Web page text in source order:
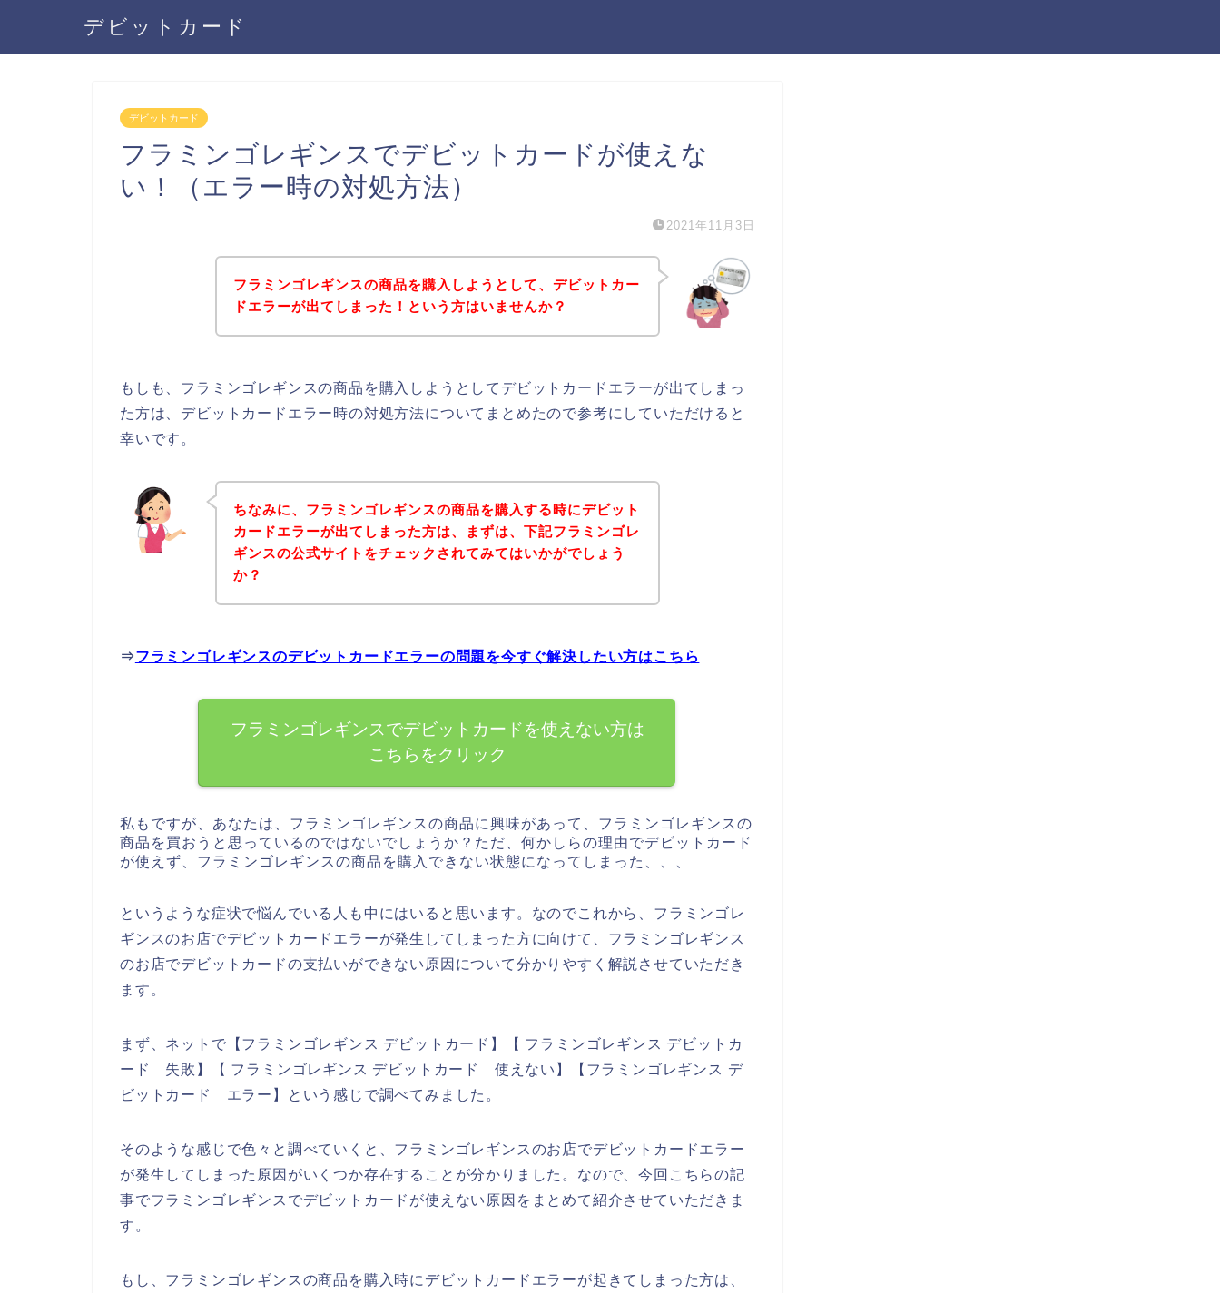
デビットカード
デビットカード
フラミンゴレギンスでデビットカードが使えな
い！（エラー時の対処方法）
2021年11月3日
フラミンゴレギンスの商品を購入しようとして、デビットカー
ドエラーが出てしまった！という方はいませんか？
もしも、フラミンゴレギンスの商品を購入しようとしてデビットカードエラーが出てしまっ
た方は、デビットカードエラー時の対処方法についてまとめたので参考にしていただけると
幸いです。
ちなみに、フラミンゴレギンスの商品を購入する時にデビット
カードエラーが出てしまった方は、まずは、下記フラミンゴレ
ギンスの公式サイトをチェックされてみてはいかがでしょう
か？
⇒フラミンゴレギンスのデビットカードエラーの問題を今すぐ解決したい方はこちら
フラミンゴレギンスでデビットカードを使えない方は
こちらをクリック
私もですが、あなたは、フラミンゴレギンスの商品に興味があって、フラミンゴレギンスの
商品を買おうと思っているのではないでしょうか？ただ、何かしらの理由でデビットカード
が使えず、フラミンゴレギンスの商品を購入できない状態になってしまった、、、
というような症状で悩んでいる人も中にはいると思います。なのでこれから、フラミンゴレ
ギンスのお店でデビットカードエラーが発生してしまった方に向けて、フラミンゴレギンス
のお店でデビットカードの支払いができない原因について分かりやすく解説させていただき
ます。
まず、ネットで【フラミンゴレギンス デビットカード】【 フラミンゴレギンス デビットカ
ード 失敗】【 フラミンゴレギンス デビットカード 使えない】【フラミンゴレギンス デ
ビットカード エラー】という感じで調べてみました。
そのような感じで色々と調べていくと、フラミンゴレギンスのお店でデビットカードエラー
が発生してしまった原因がいくつか存在することが分かりました。なので、今回こちらの記
事でフラミンゴレギンスでデビットカードが使えない原因をまとめて紹介させていただきま
す。
もし、フラミンゴレギンスの商品を購入時にデビットカードエラーが起きてしまった方は、